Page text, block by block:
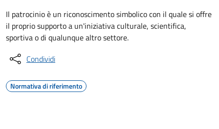
Il patrocinio è un riconoscimento simbolico con il quale si offre
il proprio supporto a un'iniziativa culturale, scientifica,
sportiva o di qualunque altro settore.
Condividi
Normativa di riferimento